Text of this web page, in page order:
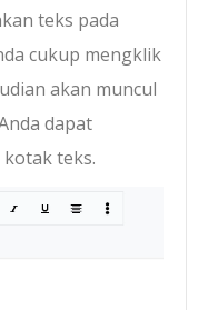
teks pada
cukup mengklik
akan muncul
dapat
teks.